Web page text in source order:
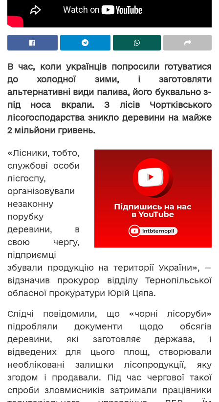
В час, коли українців попросили готуватися
до холодної зими, і заготовляти
альтернативні види палива, його буквально з-
під носа вкрали. З лісів Чортківського
лісогосподарства зникло деревини на майже
2 мільйони гривень.
«Лісники, тобто,
службові особи
лісгоспу,
організовували
незаконну
порубку
деревини, в
свою чергу,
підприємці
збували продукцію на території України», —
відзначив прокурор відділу Тернопільської
обласної прокуратури Юрій Цяпа.
Слідчі повідомили, що «чорні лісоруби»
підробляли документи щодо обсягів
деревини, які заготовляє держава, і
відведених для цього площ, створювали
необліковані залишки лісопродукції, яку
згодом і продавали. Під час чергової такої
спроби зловмисників затримали працівники